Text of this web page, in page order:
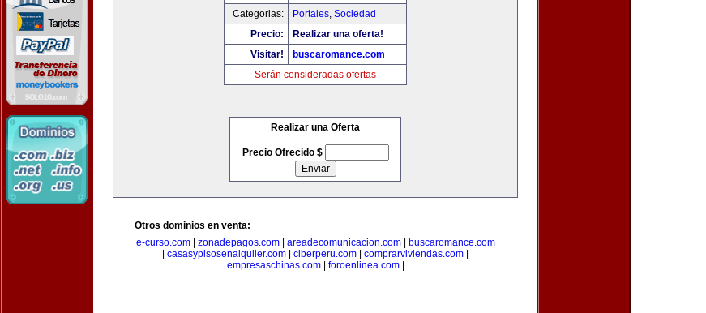
Categorias:
Portales, Sociedad
Precio:
Realizar una oferta!
Visitar!
buscaromance.com
Serán consideradas ofertas
Realizar una Oferta
Precio Ofrecido $
Otros dominios en venta:
e-curso.com| zonadepagos.com| areadecomunicacion.com|
buscaromance.com
casasypisosenalquiler.com ciberperu.com comprarviviendas.com
empresaschinas.com| foroenlinea.com|